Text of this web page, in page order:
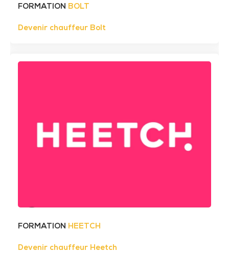
FORMATION BOLT
Devenir chauffeur Bolt
FORMATION HEETCH
Devenir chauffeur Heetch